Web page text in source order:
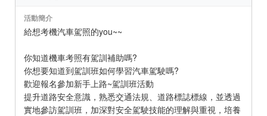
活動簡介
給想考機汽車駕照的you~~
你知道機車考照有駕訓補助嗎?
你想要知道到駕訓班如何學習汽車駕駛嗎?
歡迎報名參加新手上路~駕訓班活動
提升道路安全意識，熟悉交通法規、道路標誌標線，並透過
實地參訪駕訓班，加深對安全駕駛技能的理解與重視，培養